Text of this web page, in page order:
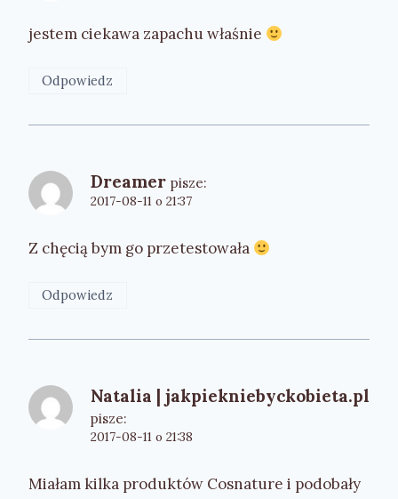
jestem ciekawa zapachu właśnie
Odpowiedz
Dreamer pisze:
2017-08-11 o 21:37
Z chęcią bym go przetestowała
Odpowiedz
Natalia | jakpiekniebyckobieta.pl
pisze:
2017-08-11 o 21:38
Miałam kilka produktów Cosnature i podobały